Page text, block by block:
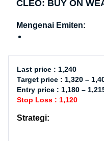
CLEO: BUY ON
Mengenai Emiten:
Last price : 1,240
Target price : 1,320 –
Entry price : 1,180 –
Stop Loss : 1,120
Strategi: